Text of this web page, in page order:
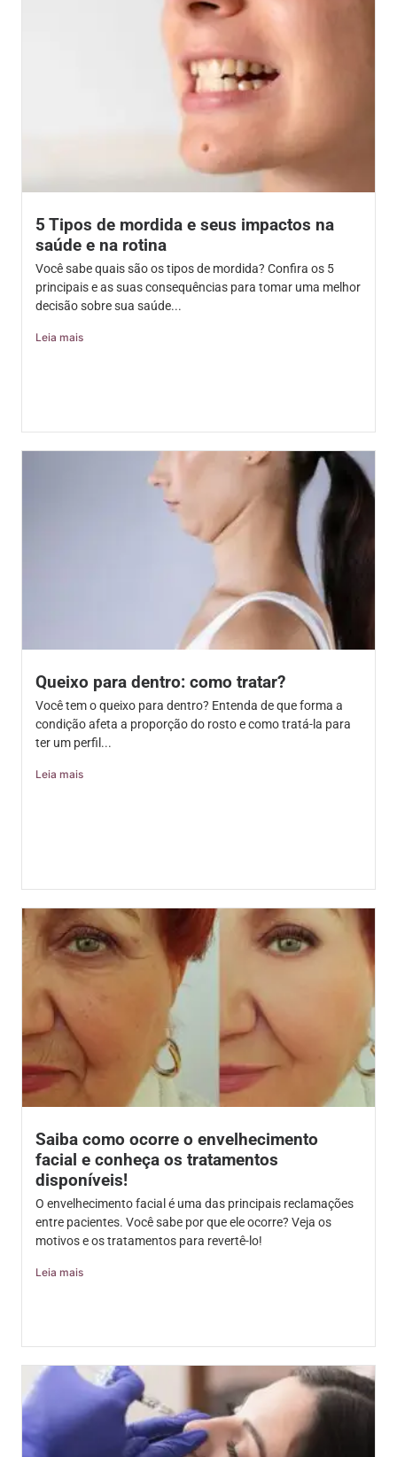
5 Tipos de mordida e seus impactos na
saúde e na rotina
Você sabe quais são os tipos de mordida? Confira os 5
principais e as suas consequências para tomar uma melhor
decisão sobre sua saúde...
Leia mais
Queixo para dentro: como tratar?
Você tem o queixo para dentro? Entenda de que forma a
condição afeta a proporção do rosto e como tratá-la para
ter um perfil...
Leia mais
Saiba como ocorre o envelhecimento
facial e conheça os tratamentos
disponíveis!
O envelhecimento facial é uma das principais reclamações
entre pacientes. Você sabe por que ele ocorre? Veja os
motivos e os tratamentos para revertê-lo!
Leia mais